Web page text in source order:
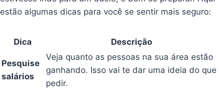
estão algumas dicas para você se sentir mais seguro:
Dica Descrição
Pesquise
salários
Veja quanto as pessoas na sua área estão
ganhando. Isso vai te dar uma ideia do que
pedir.